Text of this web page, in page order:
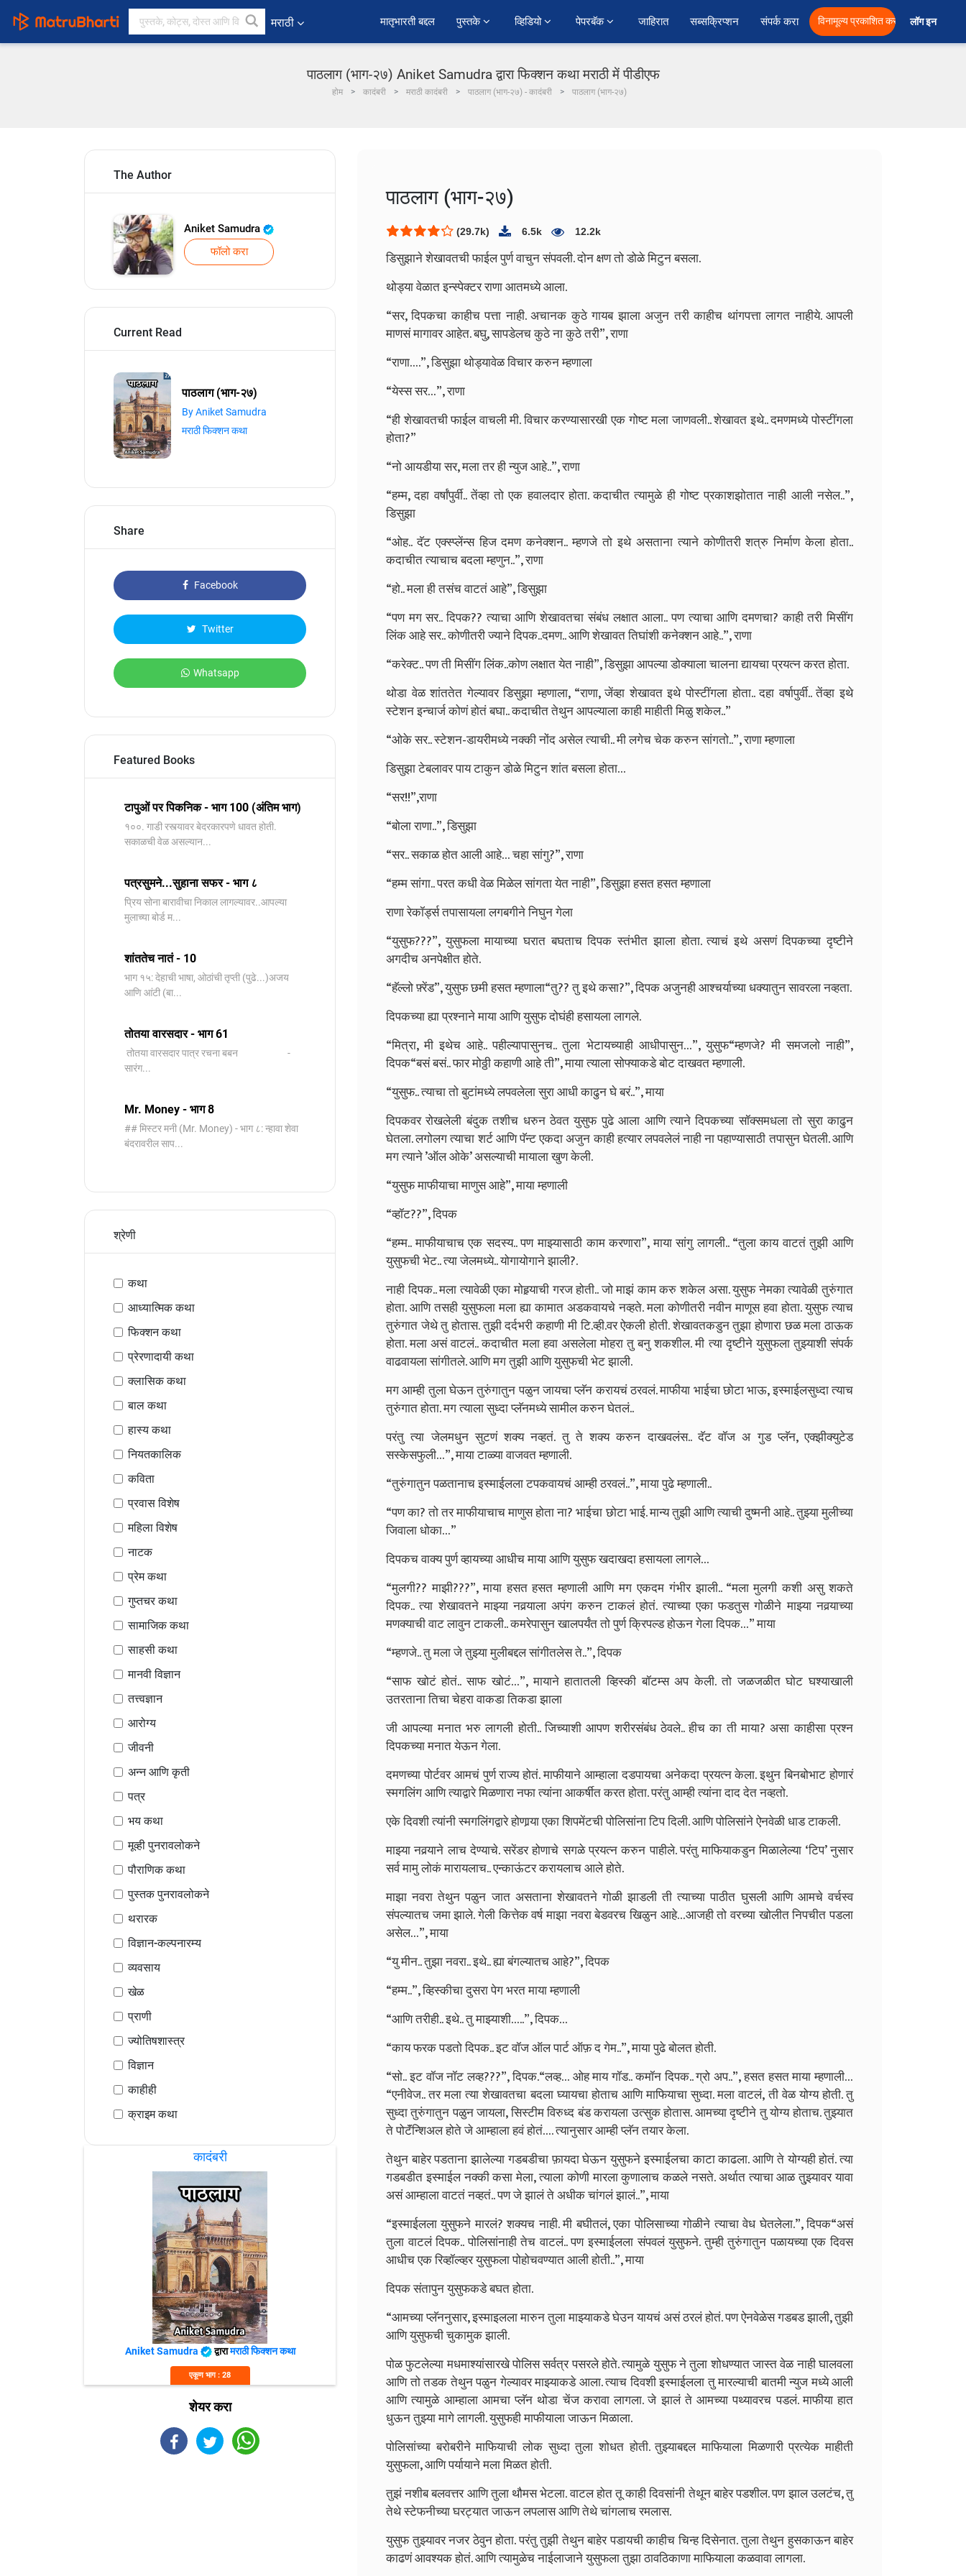
मराठी ﻿मातृभारती बद्दल पुस्तके व्हिडियो पेपरबॅक जाहिरात सब्सक्रिप्शन संपर्क करा विनामूल्य प्रकाशित करा लॉग इन
पाठलाग (भाग-२७) Aniket Samudra द्वारा फिक्शन कथा मराठी में पीडीएफ
होम कादंबरी मराठी कादंबरी पाठलाग (भाग-२७) - कादंबरी पाठलाग (भाग-२७)
The Author
Aniket Samudra
फॉलो करा
Current Read
पाठलाग (भाग-२७)
By Aniket Samudra
मराठी फिक्शन कथा
Share
Facebook
Twitter
Whatsapp
Featured Books
टापुओं पर पिकनिक - भाग 100 (अंतिम भाग)
१००. गाडी रस्त्यावर बेदरकारपणे धावत होती.
सकाळची वेळ असल्यान...
पत्रसुमने...सुहाना सफर - भाग ८
प्रिय सोना बारावीचा निकाल लागल्यावर..आपल्या
मुलाच्या बोर्ड म...
शांततेच नातं - 10
भाग १५: देहाची भाषा, ओठांची तृप्ती (पुढे...)अजय
आणि आंटी (बा...
तोतया वारसदार - भाग 61
तोतया वारसदार पात्र रचना बबन -
सारंग...
Mr. Money - भाग 8
## मिस्टर मनी (Mr. Money) - भाग ८: न्हावा शेवा
बंदरावरील साप...
श्रेणी
कथा
आध्यात्मिक कथा
फिक्शन कथा
प्रेरणादायी कथा
क्लासिक कथा
बाल कथा
हास्य कथा
नियतकालिक
कविता
प्रवास विशेष
महिला विशेष
नाटक
प्रेम कथा
गुप्तचर कथा
सामाजिक कथा
साहसी कथा
मानवी विज्ञान
तत्त्वज्ञान
आरोग्य
जीवनी
अन्न आणि कृती
पत्र
भय कथा
मूव्ही पुनरावलोकने
पौराणिक कथा
पुस्तक पुनरावलोकने
थरारक
विज्ञान-कल्पनारम्य
व्यवसाय
खेळ
प्राणी
ज्योतिषशास्त्र
विज्ञान
काहीही
क्राइम कथा
कादंबरी
Aniket Samudra द्वारामराठी फिक्शन कथा
एकूण भाग : 28
शेयर करा
पाठलाग (भाग-२७)
(29.7k) 6.5k 12.2k
डिसुझाने शेखावतची फाईल पुर्ण वाचुन संपवली. दोन क्षण तो डोळे मिटुन बसला.
थोड्या वेळात इन्स्पेक्टर राणा आतमध्ये आला.
“सर, दिपकचा काहीच पत्ता नाही. अचानक कुठे गायब झाला अजुन तरी काहीच थांगपत्ता लागत नाहीये. आपली
माणसं मागावर आहेत. बघु, सापडेलच कुठे ना कुठे तरी”, राणा
“राणा….”, डिसुझा थोड्यावेळ विचार करुन म्हणाला
“येस्स सर…”, राणा
“ही शेखावतची फाईल वाचली मी. विचार करण्यासारखी एक गोष्ट मला जाणवली.. शेखावत इथे.. दमणमध्ये पोस्टींगला
होता?”
“नो आयडीया सर, मला तर ही न्युज आहे..”, राणा
“हम्म, दहा वर्षांपुर्वी.. तेंव्हा तो एक हवालदार होता. कदाचीत त्यामुळे ही गोष्ट प्रकाशझोतात नाही आली नसेल..”,
डिसुझा
“ओह.. दॅट एक्स्प्लेंन्स हिज दमण कनेक्शन.. म्हणजे तो इथे असताना त्याने कोणीतरी शत्रु निर्माण केला होता..
कदाचीत त्याचाच बदला म्हणुन..”, राणा
“हो.. मला ही तसंच वाटतं आहे”, डिसुझा
“पण मग सर.. दिपक?? त्याचा आणि शेखावतचा संबंध लक्षात आला.. पण त्याचा आणि दमणचा? काही तरी मिसींग
लिंक आहे सर.. कोणीतरी ज्याने दिपक..दमण.. आणि शेखावत तिघांशी कनेक्शन आहे..”, राणा
“करेक्ट.. पण ती मिसींग लिंक..कोण लक्षात येत नाही”, डिसुझा आपल्या डोक्याला चालना द्यायचा प्रयत्न करत होता.
थोडा वेळ शांततेत गेल्यावर डिसुझा म्हणाला, “राणा, जेंव्हा शेखावत इथे पोस्टींगला होता.. दहा वर्षापुर्वी.. तेंव्हा इथे
स्टेशन इन्चार्ज कोणं होतं बघा.. कदाचीत तेथुन आपल्याला काही माहीती मिळु शकेल..”
“ओके सर.. स्टेशन-डायरीमध्ये नक्की नोंद असेल त्याची.. मी लगेच चेक करुन सांगतो..”, राणा म्हणाला
डिसुझा टेबलावर पाय टाकुन डोळे मिटुन शांत बसला होता…
“सर!!”,राणा
“बोला राणा..”, डिसुझा
“सर.. सकाळ होत आली आहे… चहा सांगु?”, राणा
“हम्म सांगा.. परत कधी वेळ मिळेल सांगता येत नाही”, डिसुझा हसत हसत म्हणाला
राणा रेकॉर्ड्स तपासायला लगबगीने निघुन गेला
“युसुफ???”, युसुफला मायाच्या घरात बघताच दिपक स्तंभीत झाला होता. त्याचं इथे असणं दिपकच्या दृष्टीने
अगदीच अनपेक्षीत होते.
“हॅल्लो फ़्रेंड”, युसुफ छमी हसत म्हणाला“तु?? तु इथे कसा?”, दिपक अजुनही आश्चर्याच्या धक्यातुन सावरला नव्हता.
दिपकच्या ह्या प्रश्नाने माया आणि युसुफ दोघंही हसायला लागले.
“मित्रा, मी इथेच आहे.. पहील्यापासुनच.. तुला भेटायच्याही आधीपासुन…”, युसुफ“म्हणजे? मी समजलो नाही”,
दिपक“बसं बसं.. फार मोठ्ठी कहाणी आहे ती”, माया त्याला सोफ्याकडे बोट दाखवत म्हणाली.
“युसुफ.. त्याचा तो बुटांमध्ये लपवलेला सुरा आधी काढुन घे बरं..”, माया
दिपकवर रोखलेली बंदुक तशीच धरुन ठेवत युसुफ पुढे आला आणि त्याने दिपकच्या सॉक्समधला तो सुरा काढुन
घेतला. लगोलग त्याचा शर्ट आणि पॅन्ट एकदा अजुन काही हत्यार लपवलेलं नाही ना पहाण्यासाठी तपासुन घेतली. आणि
मग त्याने ’ऑल ओके’ असल्याची मायाला खुण केली.
“युसुफ माफीयाचा माणुस आहे”, माया म्हणाली
“व्हॉट??”, दिपक
“हम्म.. माफीयाचाच एक सदस्य.. पण माझ्यासाठी काम करणारा”, माया सांगु लागली.. “तुला काय वाटतं तुझी आणि
युसुफची भेट.. त्या जेलमध्ये.. योगायोगाने झाली?.
नाही दिपक.. मला त्यावेळी एका मोहर्‍याची गरज होती.. जो माझं काम करु शकेल असा. युसुफ नेमका त्यावेळी तुरुंगात
होता. आणि तसही युसुफला मला ह्या कामात अडकवायचे नव्हते. मला कोणीतरी नवीन माणूस हवा होता. युसुफ त्याच
तुरुंगात जेथे तु होतास. तुझी दर्दभरी कहाणी मी टि.व्ही.वर ऐकली होती. शेखावतकडुन तुझा होणारा छळ मला ठाऊक
होता. मला असं वाटलं.. कदाचीत मला हवा असलेला मोहरा तु बनु शकशील. मी त्या दृष्टीने युसुफला तुझ्याशी संपर्क
वाढवायला सांगीतले. आणि मग तुझी आणि युसुफची भेट झाली.
मग आम्ही तुला घेऊन तुरुंगातुन पळुन जायचा प्लॅन करायचं ठरवलं. माफीया भाईचा छोटा भाऊ, इस्माईलसुध्दा त्याच
तुरुंगात होता. मग त्याला सुध्दा प्लॅनमध्ये सामील करुन घेतलं..
परंतु त्या जेलमधुन सुटणं शक्य नव्हतं. तु ते शक्य करुन दाखवलंस.. दॅट वॉज अ गुड प्लॅन, एक्झीक्युटेड
सस्केसफुली…”, माया टाळ्या वाजवत म्हणाली.
“तुरुंगातुन पळतानाच इस्माईलला टपकवायचं आम्ही ठरवलं..”, माया पुढे म्हणाली..
“पण का? तो तर माफीयाचाच माणुस होता ना? भाईचा छोटा भाई. मान्य तुझी आणि त्याची दुष्मनी आहे.. तुझ्या मुलीच्या
जिवाला धोका…”
दिपकच वाक्य पुर्ण व्हायच्या आधीच माया आणि युसुफ खदाखदा हसायला लागले…
“मुलगी?? माझी???”, माया हसत हसत म्हणाली आणि मग एकदम गंभीर झाली.. “मला मुलगी कशी असु शकते
दिपक.. त्या शेखावतने माझ्या नवर्‍याला अपंग करुन टाकलं होतं. त्याच्या एका फडतुस गोळीने माझ्या नवर्‍याच्या
मणक्याची वाट लावुन टाकली.. कमरेपासुन खालपर्यंत तो पुर्ण क्रिपल्ड होऊन गेला दिपक…” माया
“म्हणजे.. तु मला जे तुझ्या मुलीबद्दल सांगीतलेस ते..”, दिपक
“साफ खोटं होतं.. साफ खोटं…”, मायाने हातातली व्हिस्की बॉटम्स अप केली. तो जळजळीत घोट घश्याखाली
उतरताना तिचा चेहरा वाकडा तिकडा झाला
जी आपल्या मनात भरु लागली होती.. जिच्याशी आपण शरीरसंबंध ठेवले.. हीच का ती माया? असा काहीसा प्रश्न
दिपकच्या मनात येऊन गेला.
दमणच्या पोर्टवर आमचं पुर्ण राज्य होतं. माफीयाने आम्हाला दडपायचा अनेकदा प्रयत्न केला. इथुन बिनबोभाट होणारं
स्मगलिंग आणि त्याद्वारे मिळणारा नफा त्यांना आकर्षीत करत होता. परंतु आम्ही त्यांना दाद देत नव्हतो.
एके दिवशी त्यांनी स्मगलिंगद्वारे होणार्‍या एका शिपमेंटची पोलिसांना टिप दिली. आणि पोलिसांने ऐनवेळी धाड टाकली.
माझ्या नवर्‍याने लाच देण्याचे. सरेंडर होणाचे सगळे प्रयत्न करुन पाहीले. परंतु माफियाकडुन मिळालेल्या ‘टिप’ नुसार
सर्व मामु लोकं मारायलाच.. एन्काऊंटर करायलाच आले होते.
माझा नवरा तेथुन पळुन जात असताना शेखावतने गोळी झाडली ती त्याच्या पाठीत घुसली आणि आमचे वर्चस्व
संपल्यातच जमा झाले. गेली कित्तेक वर्ष माझा नवरा बेडवरच खिळुन आहे…आजही तो वरच्या खोलीत निपचीत पडला
असेल…”, माया
“यु मीन.. तुझा नवरा.. इथे.. ह्या बंगल्यातच आहे?”, दिपक
“हम्म..”, व्हिस्कीचा दुसरा पेग भरत माया म्हणाली
“आणि तरीही.. इथे.. तु माझ्याशी…..”, दिपक…
“काय फरक पडतो दिपक.. इट वॉज ऑल पार्ट ऑफ़ द गेम..”, माया पुढे बोलत होती.
“सो.. इट वॉज नॉट लव्ह???”, दिपक.“लव्ह… ओह माय गॉड.. कमॉन दिपक.. ग्रो अप..”, हसत हसत माया म्हणाली…
“एनीवेज.. तर मला त्या शेखावतचा बदला घ्यायचा होताच आणि माफियाचा सुध्दा. मला वाटलं, ती वेळ योग्य होती. तु
सुध्दा तुरुंगातुन पळुन जायला, सिस्टीम विरुध्द बंड करायला उत्सुक होतास. आमच्या दृष्टीने तु योग्य होताच. तुझ्यात
ते पोटॅंन्शिअल होते जे आम्हाला हवं होतं…. त्यानुसार आम्ही प्लॅन तयार केला.
तेथुन बाहेर पडताना झालेल्या गडबडीचा फ़ायदा घेऊन युसुफने इस्माईलचा काटा काढला. आणि ते योग्यही होतं. त्या
गडबडीत इस्माईल नक्की कसा मेला, त्याला कोणी मारला कुणालाच कळले नसते. अर्थात त्याचा आळ तु्झ्यावर यावा
असं आम्हाला वाटतं नव्हतं.. पण जे झालं ते अधीक चांगलं झालं..”, माया
“इस्माईलला युसुफने मारलं? शक्यच नाही. मी बघीतलं, एका पोलिसाच्या गोळीने त्याचा वेध घेतलेला.”, दिपक“असं
तुला वाटलं दिपक.. पोलिसांनाही तेच वाटलं.. पण इस्माईलला संपवलं युसुफने. तुम्ही तुरुंगातुन पळायच्या एक दिवस
आधीच एक रिव्हॉल्व्हर युसुफला पोहोचवण्यात आली होती..”, माया
दिपक संतापुन युसुफकडे बघत होता.
“आमच्या प्लॅननुसार, इस्माइलला मारुन तुला माझ्याकडे घेउन यायचं असं ठरलं होतं. पण ऐनवेळेस गडबड झाली, तुझी
आणि युसुफची चुकामुक झाली.
पोळ फुटलेल्या मधमाश्यांसारखे पोलिस सर्वत्र पसरले होते. त्यामुळे युसुफ ने तुला शोधण्यात जास्त वेळ नाही घालवला
आणि तो तडक तेथुन पळुन गेल्यावर माझ्याकडे आला. त्याच दिवशी इस्माईलला तु मारल्याची बातमी न्युज मध्ये आली
आणि त्यामुळे आम्हाला आमचा प्लॅन थोडा चेंज करावा लागला. जे झालं ते आमच्या पथ्यावरच पडलं. माफीया हात
धुऊन तुझ्या मागे लागली. युसुफही माफीयाला जाऊन मिळाला.
पोलिसांच्या बरोबरीने माफियाची लोक सुध्दा तुला शोधत होती. तुझ्याबद्दल माफियाला मिळणारी प्रत्येक माहीती
युसुफला, आणि पर्यायाने मला मिळत होती.
तुझं नशीब बलवत्तर आणि तुला थौमस भेटला. वाटल होत तू काही दिवसांनी तेथून बाहेर पडशील. पण झाल उलटंच, तु
तेथे स्टेफनीच्या घरट्यात जाऊन लपलास आणि तेथे चांगलाच रमलास.
युसुफ तुझ्यावर नजर ठेवुन होता. परंतु तुझी तेथुन बाहेर पडायची काहीच चिन्ह दिसेनात. तुला तेथुन हुसकाऊन बाहेर
काढणं आवश्यक होतं. आणि त्यामुळेच नाईलाजाने युसुफला तुझा ठावठिकाणा माफियाला कळवावा लागला.